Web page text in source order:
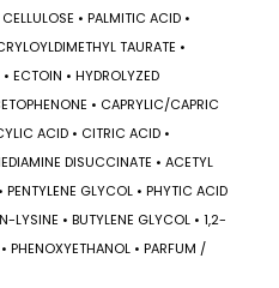
• PALMITIC ACID •
TAURATE •
ECTOIN • HYDROLYZED
• CAPRYLIC/CAPRIC
ACID • CITRIC ACID •
DISUCCINATE • ACETYL
GLYCOL • PHYTIC ACID
LYSINE • BUTYLENE GLYCOL • 1,2-
PHENOXYETHANOL • PARFUM /